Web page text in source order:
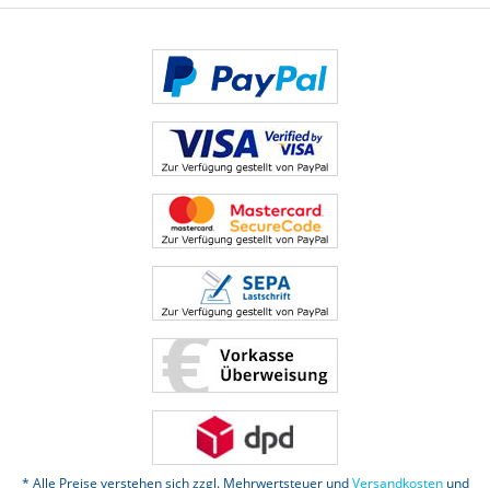
* Alle Preise verstehen sich zzgl. Mehrwertsteuer undVersandkostenund